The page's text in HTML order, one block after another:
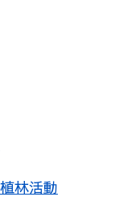
林活動